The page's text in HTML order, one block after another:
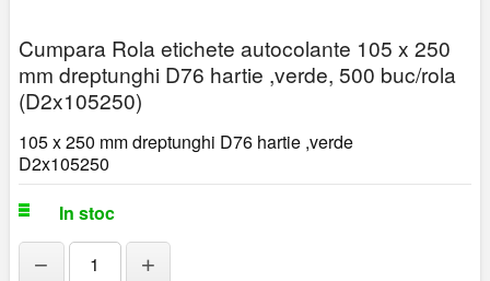
Cumpara Rola etichete autocolante 105 x 250
mm dreptunghi D76 hartie ,verde, 500 buc/rola
(D2x105250)
105 x 250 mm dreptunghi D76 hartie ,verde
D2x105250
In stoc
− +